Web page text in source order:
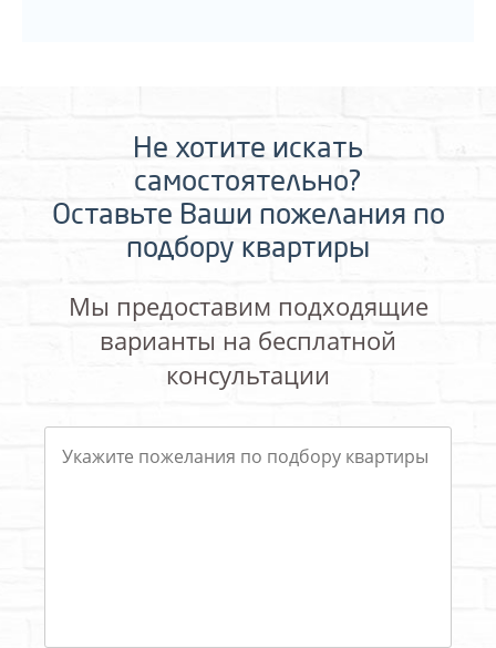
Не хотите искать
самостоятельно?
Оставьте Ваши пожелания по
подбору квартиры
Мы предоставим подходящие
варианты на бесплатной
консультации